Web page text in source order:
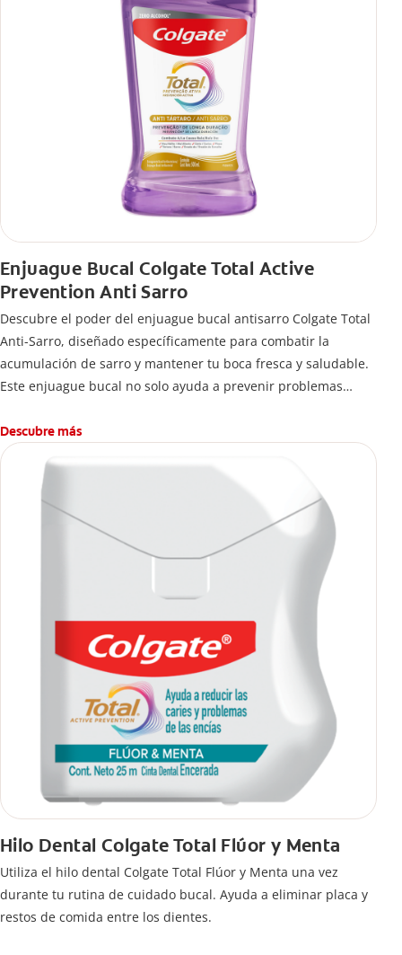
Enjuague Bucal Colgate Total Active
Prevention Anti Sarro
Descubre el poder del enjuague bucal antisarro Colgate Total
Anti-Sarro, diseñado específicamente para combatir la
acumulación de sarro y mantener tu boca fresca y saludable.
Este enjuague bucal no solo ayuda a prevenir problemas
Descubre más
Hilo Dental Colgate Total Flúor y Menta
Utiliza el hilo dental Colgate Total Flúor y Menta una vez
durante tu rutina de cuidado bucal. Ayuda a eliminar placa y
restos de comida entre los dientes.